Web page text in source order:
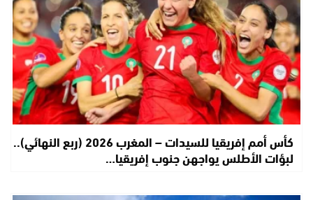
كأس أمم إفريقيا للسيدات – المغرب 2026 (ربع النهائي)..
لبؤات الأطلس يواجهن جنوب إفريقيا…